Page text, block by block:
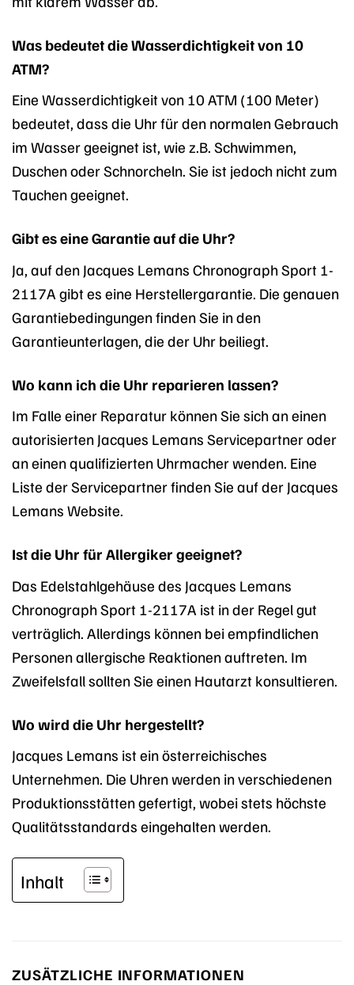
Was bedeutet die Wasserdichtigkeit von 10
ATM?
Eine Wasserdichtigkeit von 10 ATM (100 Meter)
bedeutet, dass die Uhr für den normalen Gebrauch
im Wasser geeignet ist, wie z.B. Schwimmen,
Duschen oder Schnorcheln. Sie ist jedoch nicht zum
Tauchen geeignet.
Gibt es eine Garantie auf die Uhr?
Ja, auf den Jacques Lemans Chronograph Sport 1-
2117A gibt es eine Herstellergarantie. Die genauen
Garantiebedingungen finden Sie in den
Garantieunterlagen, die der Uhr beiliegt.
Wo kann ich die Uhr reparieren lassen?
Im Falle einer Reparatur können Sie sich an einen
autorisierten Jacques Lemans Servicepartner oder
an einen qualifizierten Uhrmacher wenden. Eine
Liste der Servicepartner finden Sie auf der Jacques
Lemans Website.
Ist die Uhr für Allergiker geeignet?
Das Edelstahlgehäuse des Jacques Lemans
Chronograph Sport 1-2117A ist in der Regel gut
verträglich. Allerdings können bei empfindlichen
Personen allergische Reaktionen auftreten. Im
Zweifelsfall sollten Sie einen Hautarzt konsultieren.
Wo wird die Uhr hergestellt?
Jacques Lemans ist ein österreichisches
Unternehmen. Die Uhren werden in verschiedenen
Produktionsstätten gefertigt, wobei stets höchste
Qualitätsstandards eingehalten werden.
Inhalt
ZUSÄTZLICHE INFORMATIONEN